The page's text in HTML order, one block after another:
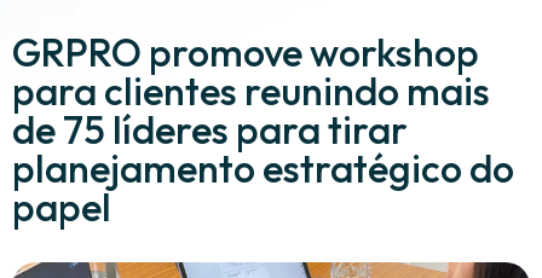
GRPRO promove workshop
para clientes reunindo mais
de 75 líderes para tirar
planejamento estratégico do
papel